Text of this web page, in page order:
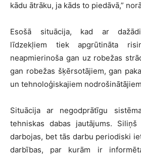
kādu ātrāku, ja kāds to piedāvā,”
Esošā situācija, kad ar
līdzekļiem tiek apgrūtināta
neapmierinoša gan uz robežas
gan robežas šķērsotājiem, gan
un tehnoloģiskajiem
Situācija ar negodprātīgu
tehniskas dabas jautājums.
darbojas, bet tās darbu periodiski
darbības, par kurām ir